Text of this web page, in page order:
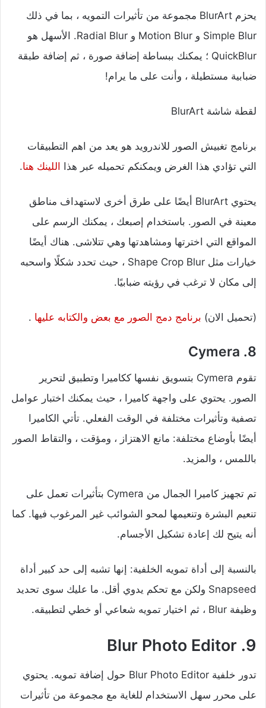
يحزم BlurArt مجموعة من تأثيرات التمويه ، بما في ذلك
Simple Blur و Motion Blur و Radial Blur. الأسهل هو
QuickBlur ؛ يمكنك ببساطة إضافة صورة ، ثم إضافة طبقة
ضبابية مستطيلة ، وأنت على ما يرام!
لقطة شاشة BlurArt
برنامج تغبيش الصور للاندرويد هو يعد من اهم التطبيقات
التي تؤادي هذا الغرض ويمكنكم تحميله عبر هذا اللينك هنا.
يحتوي BlurArt أيضًا على طرق أخرى لاستهداف مناطق
معينة في الصور. باستخدام إصبعك ، يمكنك الرسم على
المواقع التي اخترتها ومشاهدتها وهي تتلاشى. هناك أيضًا
خيارات مثل Shape Crop Blur ، حيث تحدد شكلًا واسحبه
إلى مكان لا ترغب في رؤيته ضبابيًا.
(تحميل الان) برنامج دمج الصور مع بعض والكتابه عليها .
8. Cymera
تقوم Cymera بتسويق نفسها ككاميرا وتطبيق لتحرير
الصور. يحتوي على واجهة كاميرا ، حيث يمكنك اختبار عوامل
تصفية وتأثيرات مختلفة في الوقت الفعلي. تأتي الكاميرا
أيضًا بأوضاع مختلفة: مانع الاهتزاز ، ومؤقت ، والتقاط الصور
باللمس ، والمزيد.
تم تجهيز كاميرا الجمال من Cymera بتأثيرات تعمل على
تنعيم البشرة وتنعيمها لمحو الشوائب غير المرغوب فيها. كما
أنه يتيح لك إعادة تشكيل الأجسام.
بالنسبة إلى أداة تمويه الخلفية: إنها تشبه إلى حد كبير أداة
Snapseed ولكن مع تحكم يدوي أقل. ما عليك سوى تحديد
وظيفة Blur ، ثم اختيار تمويه شعاعي أو خطي لتطبيقه.
9. Blur Photo Editor
تدور خلفية Blur Photo Editor حول إضافة تمويه. يحتوي
على محرر سهل الاستخدام للغاية مع مجموعة من تأثيرات